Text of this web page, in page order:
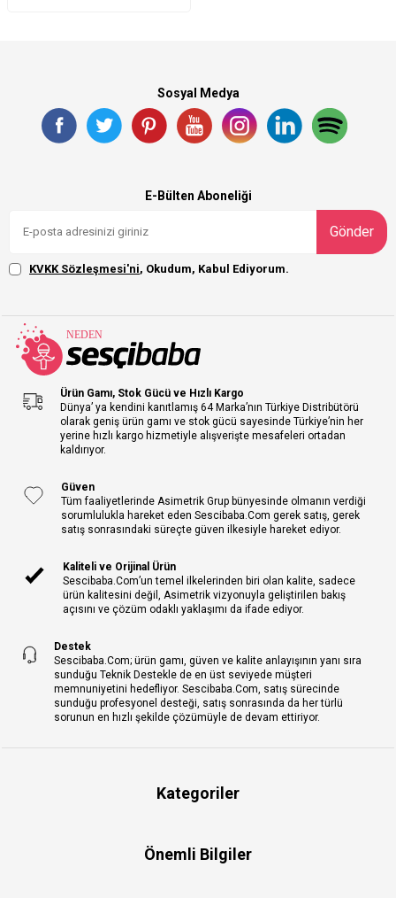
Sosyal Medya
E-Bülten Aboneliği
Gönder
KVKK Sözleşmesi'ni, Okudum, Kabul Ediyorum.
Ürün Gamı, Stok Gücü ve Hızlı Kargo
Dünya’ ya kendini kanıtlamış 64 Marka’nın Türkiye Distribütörü
olarak geniş ürün gamı ve stok gücü sayesinde Türkiye’nin her
yerine hızlı kargo hizmetiyle alışverişte mesafeleri ortadan
kaldırıyor.
Güven
Tüm faaliyetlerinde Asimetrik Grup bünyesinde olmanın verdiği
sorumlulukla hareket eden Sescibaba.Com gerek satış, gerek
satış sonrasındaki süreçte güven ilkesiyle hareket ediyor.
Kaliteli ve Orijinal Ürün
Sescibaba.Com’un temel ilkelerinden biri olan kalite, sadece
ürün kalitesini değil, Asimetrik vizyonuyla geliştirilen bakış
açısını ve çözüm odaklı yaklaşımı da ifade ediyor.
Destek
Sescibaba.Com; ürün gamı, güven ve kalite anlayışının yanı sıra
sunduğu Teknik Destekle de en üst seviyede müşteri
memnuniyetini hedefliyor. Sescibaba.Com, satış sürecinde
sunduğu profesyonel desteği, satış sonrasında da her türlü
sorunun en hızlı şekilde çözümüyle de devam ettiriyor.
Kategoriler
Önemli Bilgiler